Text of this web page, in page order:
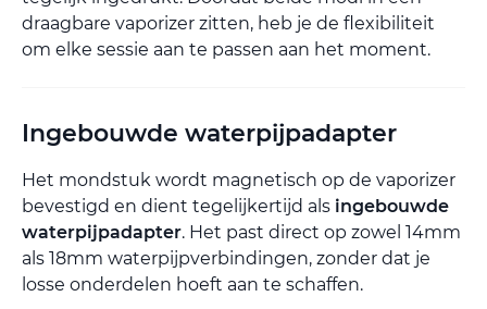
draagbare vaporizer zitten, heb je de flexibiliteit
om elke sessie aan te passen aan het moment.
Ingebouwde waterpijpadapter
Het mondstuk wordt magnetisch op de vaporizer
bevestigd en dient tegelijkertijd als ingebouwde
waterpijpadapter. Het past direct op zowel 14mm
als 18mm waterpijpverbindingen, zonder dat je
losse onderdelen hoeft aan te schaffen.